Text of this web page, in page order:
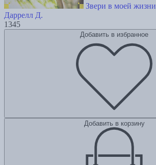
Звери в моей жизни
Даррелл Д.
1345
Добавить в избранное
Добавить в корзину